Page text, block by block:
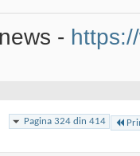
-
Pagina 324 din 414